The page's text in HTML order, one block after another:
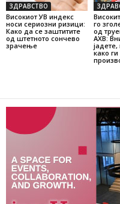
ЗДРАВСТВО
Високиот УВ индекс
носи сериозни ризици:
Како да се заштитите
од штетното сончево
зрачење
го
од
АХВ:
како